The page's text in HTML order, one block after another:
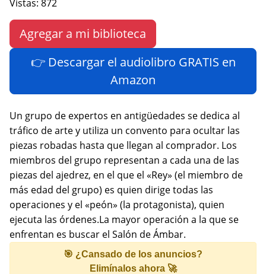
Vistas: 872
Agregar a mi biblioteca
👉 Descargar el audiolibro GRATIS en
Amazon
Un grupo de expertos en antigüedades se dedica al
tráfico de arte y utiliza un convento para ocultar las
piezas robadas hasta que llegan al comprador. Los
miembros del grupo representan a cada una de las
piezas del ajedrez, en el que el «Rey» (el miembro de
más edad del grupo) es quien dirige todas las
operaciones y el «peón» (la protagonista), quien
ejecuta las órdenes.La mayor operación a la que se
enfrentan es buscar el Salón de Ámbar.
🎯 ¿Cansado de los anuncios?
Elimínalos ahora 🚀